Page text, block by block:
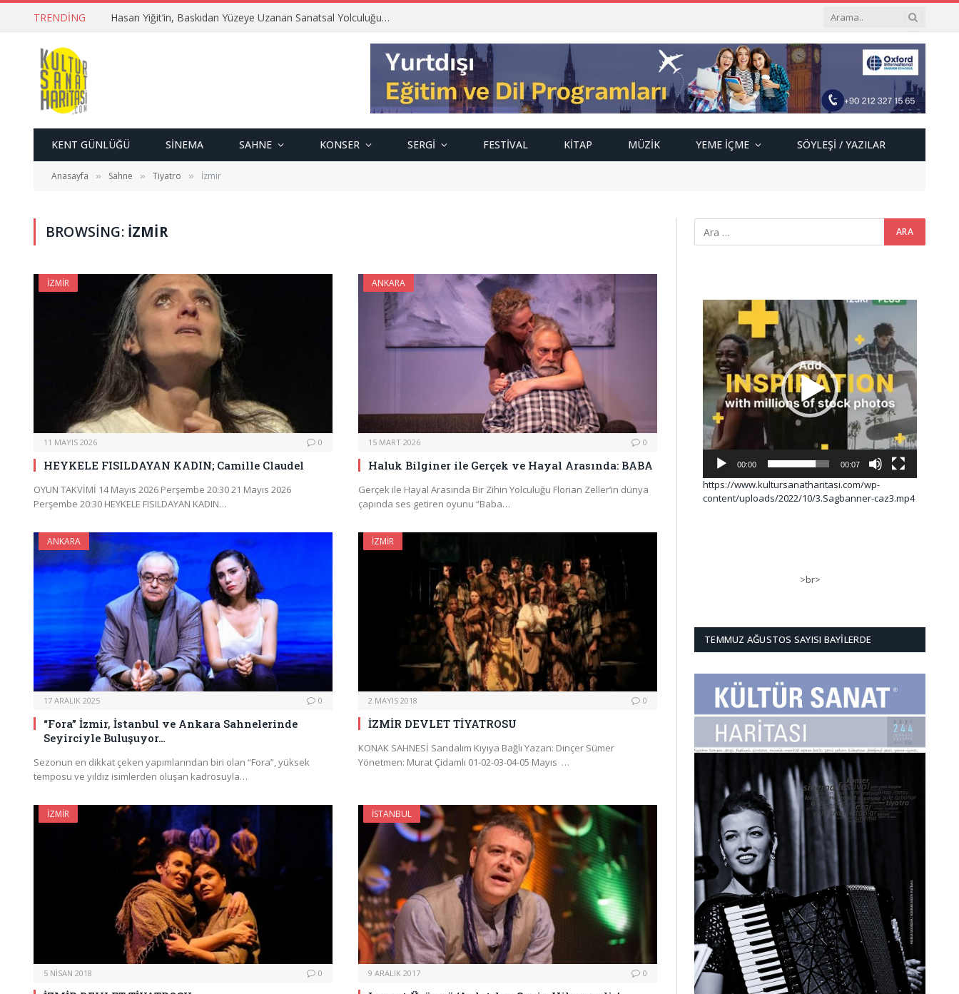
TRENDING Hasan Yiğit’in, Baskıdan Yüzeye Uzanan Sanatsal Yolculuğu…
KENT GÜNLÜĞÜ SINEMA SAHNE KONSER SERGI FESTIVAL KITAP MÜZIK YEME İÇME SÖYLEŞI / YAZILAR
Anasayfa » Sahne » Tiyatro » İzmir
BROWSING: İZMIR
İZMIR
11 MAYIS 2026 0
HEYKELE FISILDAYAN KADIN; Camille Claudel
OYUN TAKVİMİ 14 Mayıs 2026 Perşembe 20:30 21 Mayıs 2026
Perşembe 20:30 HEYKELE FISILDAYAN KADIN…
ANKARA
15 MART 2026 0
Haluk Bilginer ile Gerçek ve Hayal Arasında: BABA
Gerçek ile Hayal Arasında Bir Zihin Yolculuğu Florian Zeller’in dünya
çapında ses getiren oyunu “Baba…
ANKARA
17 ARALIK 2025 0
“Fora” İzmir, İstanbul ve Ankara Sahnelerinde
Seyirciyle Buluşuyor…
Sezonun en dikkat çeken yapımlarından biri olan “Fora”, yüksek
temposu ve yıldız isimlerden oluşan kadrosuyla…
İZMIR
2 MAYIS 2018 0
İZMİR DEVLET TİYATROSU
KONAK SAHNESİ Sandalım Kıyıya Bağlı Yazan: Dinçer Sümer
Yönetmen: Murat Çidamlı 01-02-03-04-05 Mayıs …
İZMIR
5 NISAN 2018 0
İSTANBUL
9 ARALIK 2017 0
Video
oynatıcı
00:00 00:07
https://www.kultursanatharitasi.com/wp-
content/uploads/2022/10/3.Sagbanner-caz3.mp4
>br>
TEMMUZ AĞUSTOS SAYISI BAYILERDE